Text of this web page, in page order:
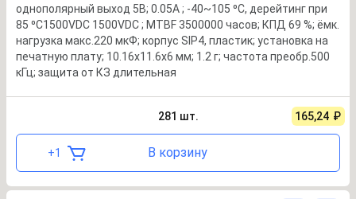
однополярный выход 5В; 0.05А ; -40~105 ⁰C, дерейтинг при
85 ⁰C1500VDC 1500VDC ; MTBF 3500000 часов; КПД 69 %; ёмк.
нагрузка макс.220 мкФ; корпус SIP4, пластик; установка на
печатную плату; 10.16x11.6x6 мм; 1.2 г; частота преобр.500
кГц; защита от КЗ длительная
281 шт. 165,24 ₽
+1 В корзину